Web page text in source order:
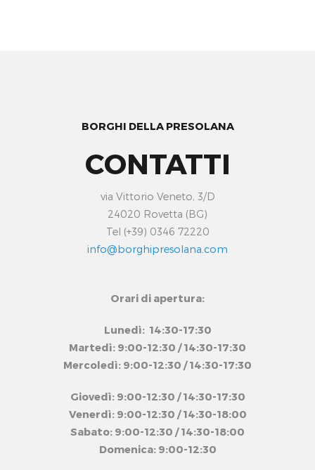
BORGHI DELLA PRESOLANA
CONTATTI
via Vittorio Veneto, 3/D
24020 Rovetta (BG)
Tel (+39) 0346 72220
info@borghipresolana.com
Orari di apertura:
Lunedì: 14:30-17:30
Martedì: 9:00-12:30 / 14:30-17:30
Mercoledì: 9:00-12:30 / 14:30-17:30
Giovedì: 9:00-12:30 / 14:30-17:30
Venerdì: 9:00-12:30 / 14:30-18:00
Sabato: 9:00-12:30 / 14:30-18:00
Domenica: 9:00-12:30